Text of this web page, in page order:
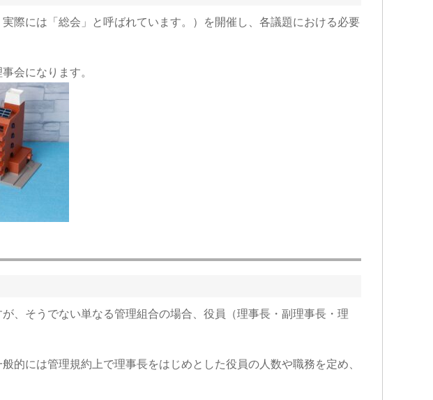
際には「総会」と呼ばれています。）を開催し、各議題における必要
会になります。
、そうでない単なる管理組合の場合、役員（理事長・副理事長・理
的には管理規約上で理事長をはじめとした役員の人数や職務を定め、